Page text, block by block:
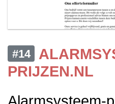
#14
PRIJZEN.NL